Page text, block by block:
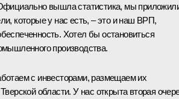
вышла статистика, мы
которые у нас есть, – это и наш ВРП,
Хотел бы остановиться
производства.
с инвесторами, размещаем их
области. У нас открыта вторая